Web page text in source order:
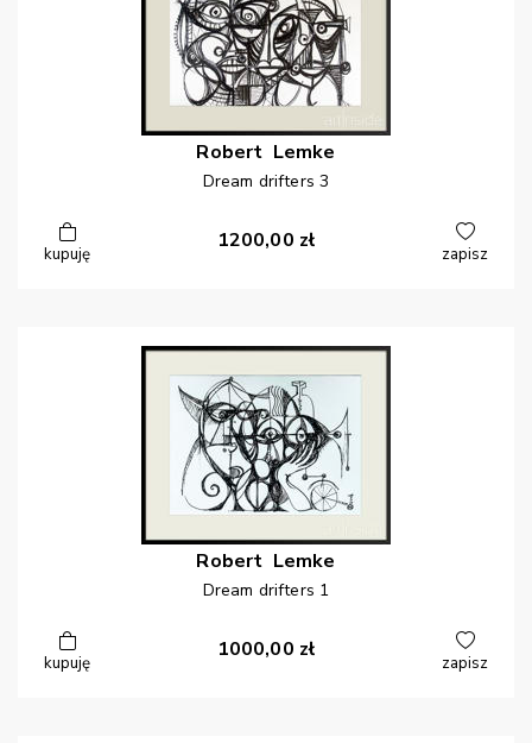
Robert Lemke
Dream drifters 3
kupuję
1200,00 zł
zapisz
Robert Lemke
Dream drifters 1
kupuję
1000,00 zł
zapisz